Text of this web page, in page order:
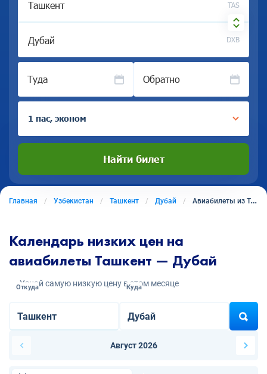
TAS
DXB
Туда Обратно
1 пас, эконом
Найти билет
Главная Узбекистан Ташкент Дубай Авиабилеты из Ташкента в Дубай
Календарь низких цен на
авиабилеты Ташкент — Дубай
Узнай самую низкую цену в этом месяце
Откуда Куда
Август 2026